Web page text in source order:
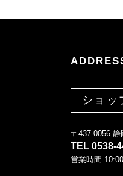
ショッ
〒437-0056
TEL 0538-
営業時間